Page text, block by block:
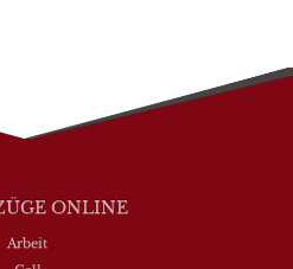
ONLINE
Arbeit